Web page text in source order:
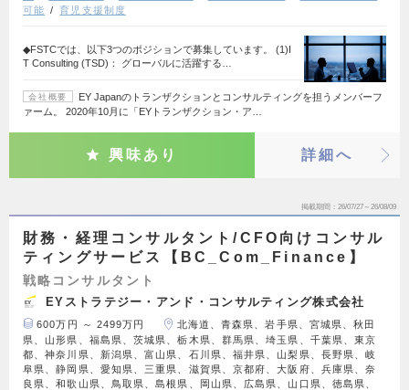
可能
育児支援制度
◆FSTCでは、以下3つのポジションで募集しています。 (1)I
T Consulting (TSD)： グローバルに活躍する…
会社概要
EY Japanのトランザクションとコンサルティングを担うメンバーフ
ァーム。 2020年10月に「EYトランザクション・ア…
興味あり 詳細へ
掲載期間 26/07/27～26/08/09
財務・経理コンサルタント/CFO向けコンサル
ティングサービス【BC_Com_Finance】
戦略コンサルタント
EYストラテジー・アンド・コンサルティング株式会社
600万円 ～ 2499万円
北海道、青森県、岩手県、宮城県、秋田
県、山形県、福島県、茨城県、栃木県、群馬県、埼玉県、千葉県、東京
都、神奈川県、新潟県、富山県、石川県、福井県、山梨県、長野県、岐
阜県、静岡県、愛知県、三重県、滋賀県、京都府、大阪府、兵庫県、奈
良県、和歌山県、鳥取県、島根県、岡山県、広島県、山口県、徳島県、